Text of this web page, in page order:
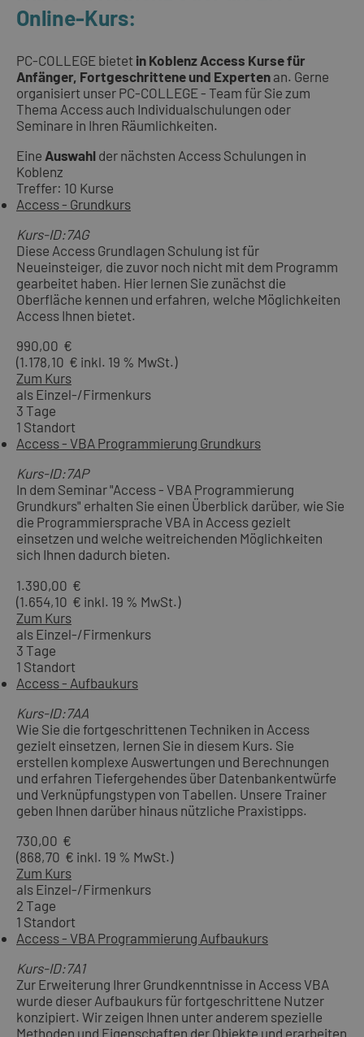
Online-Kurs:
PC-COLLEGE bietet in Koblenz Access Kurse für
Anfänger, Fortgeschrittene und Experten an. Gerne
organisiert unser PC-COLLEGE - Team für Sie zum
Thema Access auch Individualschulungen oder
Seminare in Ihren Räumlichkeiten.
Eine Auswahl der nächsten Access Schulungen in
Koblenz
Treffer: 10 Kurse
Access - Grundkurs
Kurs-ID:7AG
Diese Access Grundlagen Schulung ist für
Neueinsteiger, die zuvor noch nicht mit dem Programm
gearbeitet haben. Hier lernen Sie zunächst die
Oberfläche kennen und erfahren, welche Möglichkeiten
Access Ihnen bietet.
990,00 €
(1.178,10 € inkl. 19 % MwSt.)
Zum Kurs
als Einzel-/Firmenkurs
3 Tage
1 Standort
Access - VBA Programmierung Grundkurs
Kurs-ID:7AP
In dem Seminar "Access - VBA Programmierung
Grundkurs" erhalten Sie einen Überblick darüber, wie Sie
die Programmiersprache VBA in Access gezielt
einsetzen und welche weitreichenden Möglichkeiten
sich Ihnen dadurch bieten.
1.390,00 €
(1.654,10 € inkl. 19 % MwSt.)
Zum Kurs
als Einzel-/Firmenkurs
3 Tage
1 Standort
Access - Aufbaukurs
Kurs-ID:7AA
Wie Sie die fortgeschrittenen Techniken in Access
gezielt einsetzen, lernen Sie in diesem Kurs. Sie
erstellen komplexe Auswertungen und Berechnungen
und erfahren Tiefergehendes über Datenbankentwürfe
und Verknüpfungstypen von Tabellen. Unsere Trainer
geben Ihnen darüber hinaus nützliche Praxistipps.
730,00 €
(868,70 € inkl. 19 % MwSt.)
Zum Kurs
als Einzel-/Firmenkurs
2 Tage
1 Standort
Access - VBA Programmierung Aufbaukurs
Kurs-ID:7A1
Zur Erweiterung Ihrer Grundkenntnisse in Access VBA
wurde dieser Aufbaukurs für fortgeschrittene Nutzer
konzipiert. Wir zeigen Ihnen unter anderem spezielle
Methoden und Eigenschaften der Objekte und erarbeiten